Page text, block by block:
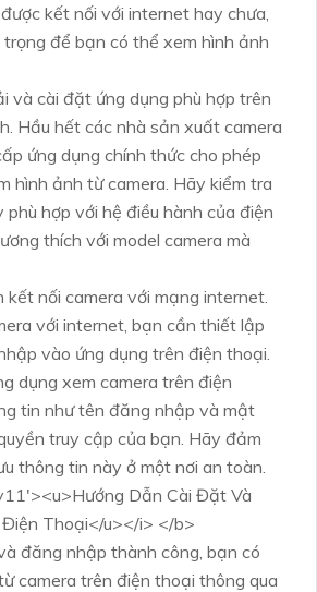
kết nối với internet hay chưa,
để bạn có thể xem hình ảnh
và cài đặt ứng dụng phù hợp trên
Hầu hết các nhà sản xuất camera
ứng dụng chính thức cho phép
hình ảnh từ camera. Hãy kiểm tra
hợp với hệ điều hành của điện
thích với model camera mà
nối camera với mạng internet.
với internet, bạn cần thiết lập
vào ứng dụng trên điện thoại.
dụng xem camera trên điện
tin như tên đăng nhập và mật
truy cập của bạn. Hãy đảm
thông tin này ở một nơi an toàn.
đăng nhập thành công, bạn có
camera trên điện thoại thông qua